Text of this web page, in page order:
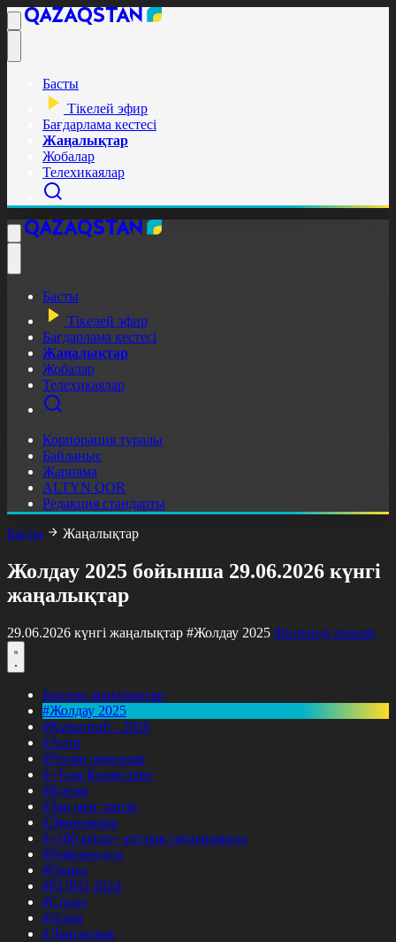
Басты
Тікелей эфир
Бағдарлама кестесі
Жаңалықтар
Жобалар
Телехикаялар
Басты
Тікелей эфир
Бағдарлама кестесі
Жаңалықтар
Жобалар
Телехикаялар
Корпорация туралы
Байланыс
Жарнама
ALTYN QOR
Редакция стандарты
Басты
Жаңалықтар
Жолдау 2025 бойынша 29.06.2026 күнгі
жаңалықтар
29.06.2026 күнгі жаңалықтар #Жолдау 2025 Фильтрді тазалау
Барлық жаңалықтар
#Жолдау 2025
#Құрылтай - 2026
#Апта
#Ресми оқиғалар
#«Таза Қазақстан»
#Қоғам
#Заң мен тәртіп
#Экономика
#«100 кітап» ұлттық сауалнамасы
#Референдум
#Оқиға
#EURO 2024
#Спорт
#Әлем
#Денсаулық